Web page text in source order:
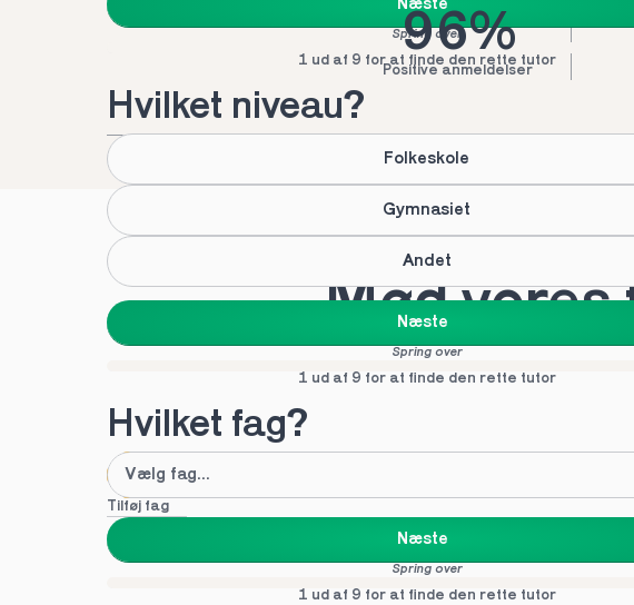
Næste
Spring over
1 ud af 9 for at finde den rette tutor
Hvilket niveau?
Folkeskole
Gymnasiet
Andet
Næste
Spring over
1 ud af 9 for at finde den rette tutor
Hvilket fag?
Tilføj fag
Næste
Spring over
1 ud af 9 for at finde den rette tutor
96%
Positive anmeldelser
Mød vores